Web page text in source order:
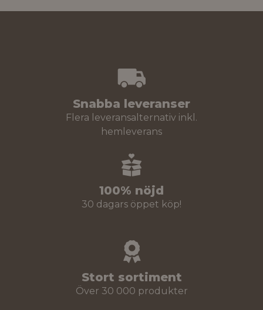
Snabba leveranser
Flera leveransalternativ inkl.
hemleverans
100% nöjd
30 dagars öppet köp!
Stort sortiment
Över 30 000 produkter